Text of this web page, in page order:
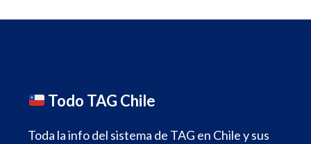
Todo TAG Chile
Toda la info del sistema de TAG en Chile y sus